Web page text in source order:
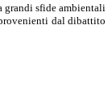
grandi sfide ambientali
dal dibattito